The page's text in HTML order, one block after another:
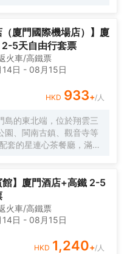
穿越一片波光粼粼的詩
絕的靜謐天堂。 踏入晃
律，似是時光的淺吟低
南彩色玻璃窗與南洋風情
斕而又富有異域風情的
術筆觸。每間卧室皆似
園，精心雕琢的細節之處
南方酒店少有的臻品烘衣
的準備都成為一種愉悅的
展身心，拱形窗戶宛如
亦框住這片刻的寧靜與
的氣息相融相契。在那
意咖啡香氣氤氲，時光
路。「日光餐廳」裏，中
文化盛宴。「音樂會客
，又似一場靈魂與音符、
（廈門國際機場店）】廈
2-5天自由行套票
火車/高鐵票
日 - 08月15日
HKD 933+/人
的東北端，位於翔雲三
園、閩南古鎮、觀音寺等
套的星連心茶餐廳，滿足
斷。酒店為住客提供免費
館】廈門酒店+高鐵 2-5
火車/高鐵票
日 - 08月15日
HKD 1,240+/人